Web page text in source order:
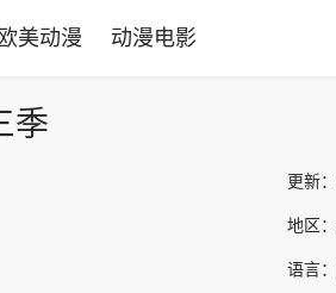
欧美动漫 动漫电影
季
更新：
地区：
语言：